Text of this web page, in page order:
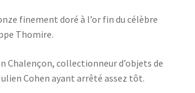
finement doré à l’or fin du célèbre
Thomire.
Chalençon, collectionneur d’objets de
Cohen ayant arrêté assez tôt.